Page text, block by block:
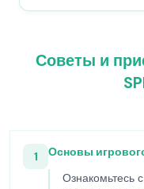
Советы и
1
Основы
Ознакомьтесь